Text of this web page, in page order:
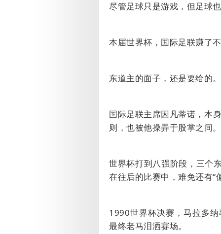
尽管足球只是游戏，但足球
本届世界杯，国际足联赚了
东道主的面子，还是要给的。
国际足联主席因凡蒂诺，本
则，也被他操弄于股掌之间。
世界杯打到八强阶段，三个
在往后的比赛中，难免还有“
1990世界杯决赛，马拉多
最终老马泪洒赛场。